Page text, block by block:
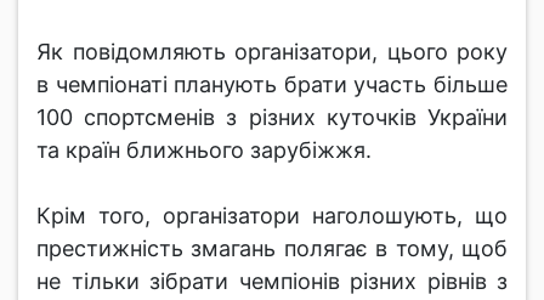
Як повідомляють організатори, цього року
в чемпіонаті планують брати участь більше
100 спортсменів з різних куточків України
та країн ближнього зарубіжжя.
Крім того, організатори наголошують, що
престижність змагань полягає в тому, щоб
не тільки зібрати чемпіонів різних рівнів з